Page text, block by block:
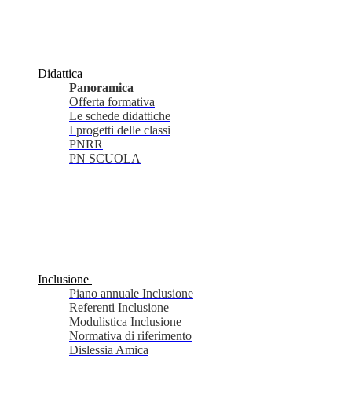
Didattica
Panoramica
Offerta formativa
Le schede didattiche
I progetti delle classi
PNRR
PN SCUOLA
Inclusione
Piano annuale Inclusione
Referenti Inclusione
Modulistica Inclusione
Normativa di riferimento
Dislessia Amica